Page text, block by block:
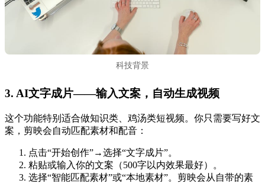
科技背景
3. AI文字成片——输入文案，自动生成视频
这个功能特别适合做知识类、鸡汤类短视频。你只需要写好文
案，剪映会自动匹配素材和配音：
点击“开始创作”→选择“文字成片”。
粘贴或输入你的文案（500字以内效果最好）。
选择“智能匹配素材”或“本地素材”。剪映会从自带的素